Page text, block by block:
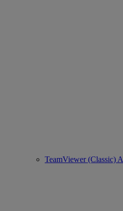
TeamViewer (Classic)